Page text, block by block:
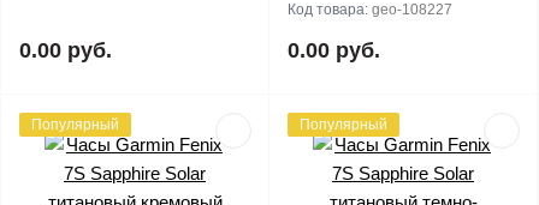
0.00 руб.
Код товара: geo-108227
0.00 руб.
Популярный Популярный